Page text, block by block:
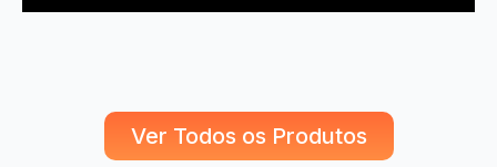
Ver Todos os Produtos